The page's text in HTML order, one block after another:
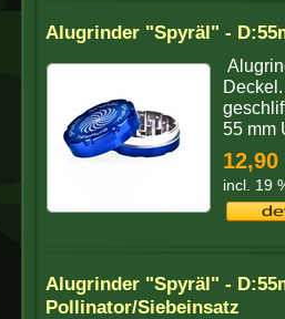
Alugrinder "Spyräl" -
55 mm
12,90
incl. 19
Alugrinder "Spyräl" -
Pollinator/Siebeinsatz